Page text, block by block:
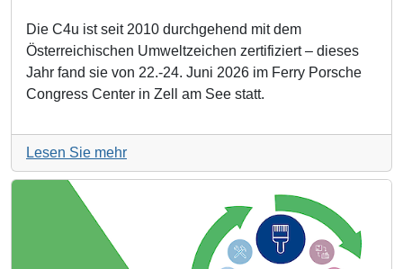
Die C4u ist seit 2010 durchgehend mit dem
Österreichischen Umweltzeichen zertifiziert – dieses
Jahr fand sie von 22.-24. Juni 2026 im Ferry Porsche
Congress Center in Zell am See statt.
Lesen Sie mehr